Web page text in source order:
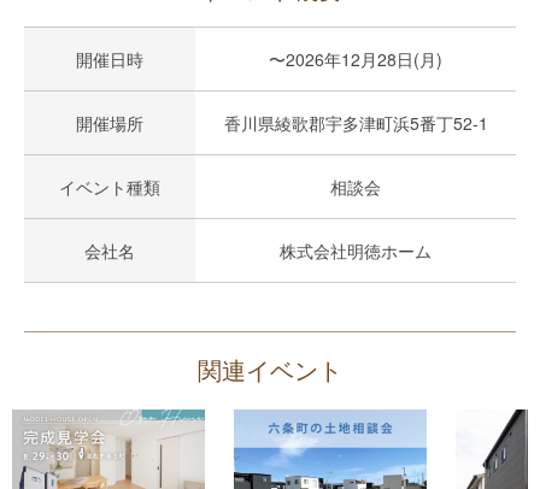
開催日時 〜2026年12月28日(月)
開催場所 香川県綾歌郡宇多津町浜5番丁52-1
イベント種類 相談会
会社名 株式会社明徳ホーム
関連イベント